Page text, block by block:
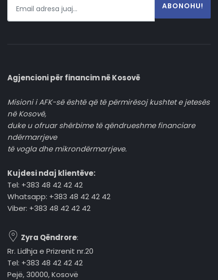
ABONOHU!
Agjencioni për financim në Kosovë
Misioni i AFK-së është që të përmirësoj kushtet e jetesës
në Kosovë,
duke u ofruar shërbime të qëndrueshme financiare
ndërmarrjeve
të vogla dhe mikrondërmarrjeve.
Kujdesi ndaj klientëve:
Tel: +383 48 42 42 42
Whatsapp: +383 48 42 42 42
Viber: +383 48 42 42 42
Zyra Qëndrore:
Rr. Lidhja e Prizrenit nr.20
Tel: +383 48 42 42 42
Pejë, 30000, Kosovë